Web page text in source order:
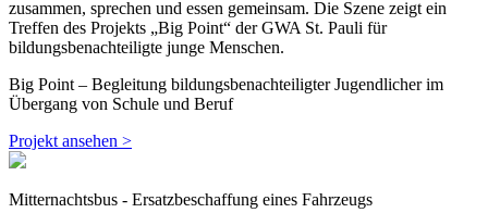
Big Point – Begleitung bildungsbenachteiligter Jugendlicher im
Übergang von Schule und Beruf
Projekt ansehen >
Mitternachtsbus - Ersatzbeschaffung eines Fahrzeugs